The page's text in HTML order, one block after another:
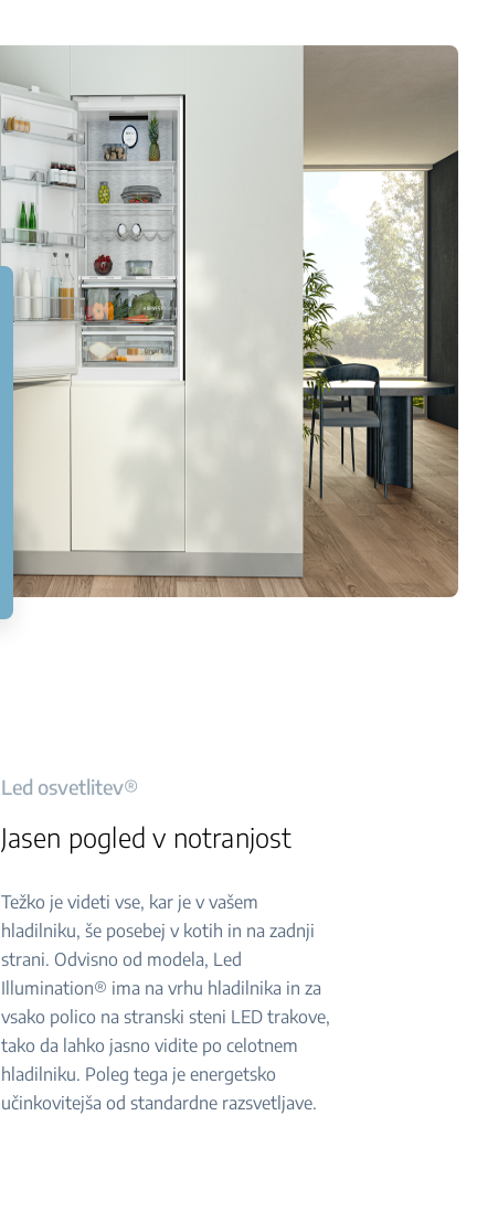
Led osvetlitev®
Jasen pogled v notranjost
Težko je videti vse, kar je v vašem
hladilniku, še posebej v kotih in na zadnji
strani. Odvisno od modela, Led
Illumination® ima na vrhu hladilnika in za
vsako polico na stranski steni LED trakove,
tako da lahko jasno vidite po celotnem
hladilniku. Poleg tega je energetsko
učinkovitejša od standardne razsvetljave.